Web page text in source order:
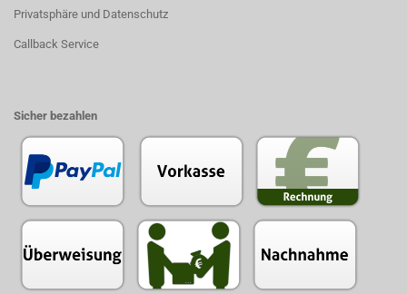
Privatsphäre und Datenschutz
Callback Service
Sicher bezahlen